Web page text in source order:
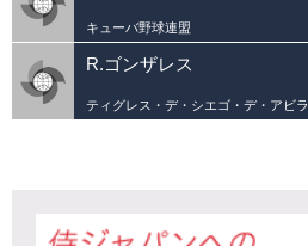
キューバ野球連盟
R.ゴンザレス
ティグレス・デ・シエゴ・デ・アビラ